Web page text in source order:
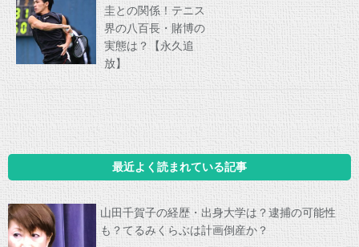
圭との関係！テニス
界の八百長・賭博の
実態は？【永久追
放】
最近よく読まれている記事
山田千賀子の経歴・出身大学は？逮捕の可能性
も？てるみくらぶは計画倒産か？